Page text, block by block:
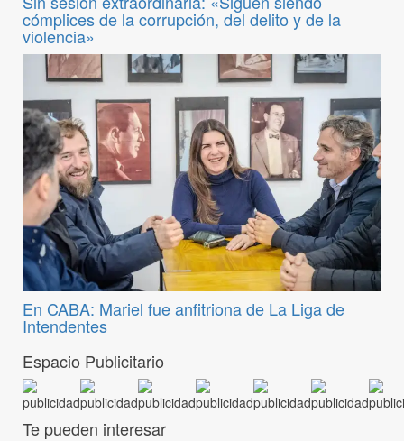
cómplices de la corrupción, del delito y de la
violencia»
En CABA: Mariel fue anfitriona de La Liga de
Intendentes
Espacio Publicitario
Te pueden interesar